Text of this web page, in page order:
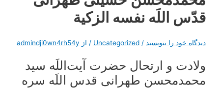
قدّس اللَه نفسه الزکیة
دیدگاه‌ خود را بنویسید /
Uncategorized / از admindji0wn4rh54y
ولادت و ارتحال حضرت آیت‌اللَه سید
محمدمحسن طهرانی قدس اللَه سره